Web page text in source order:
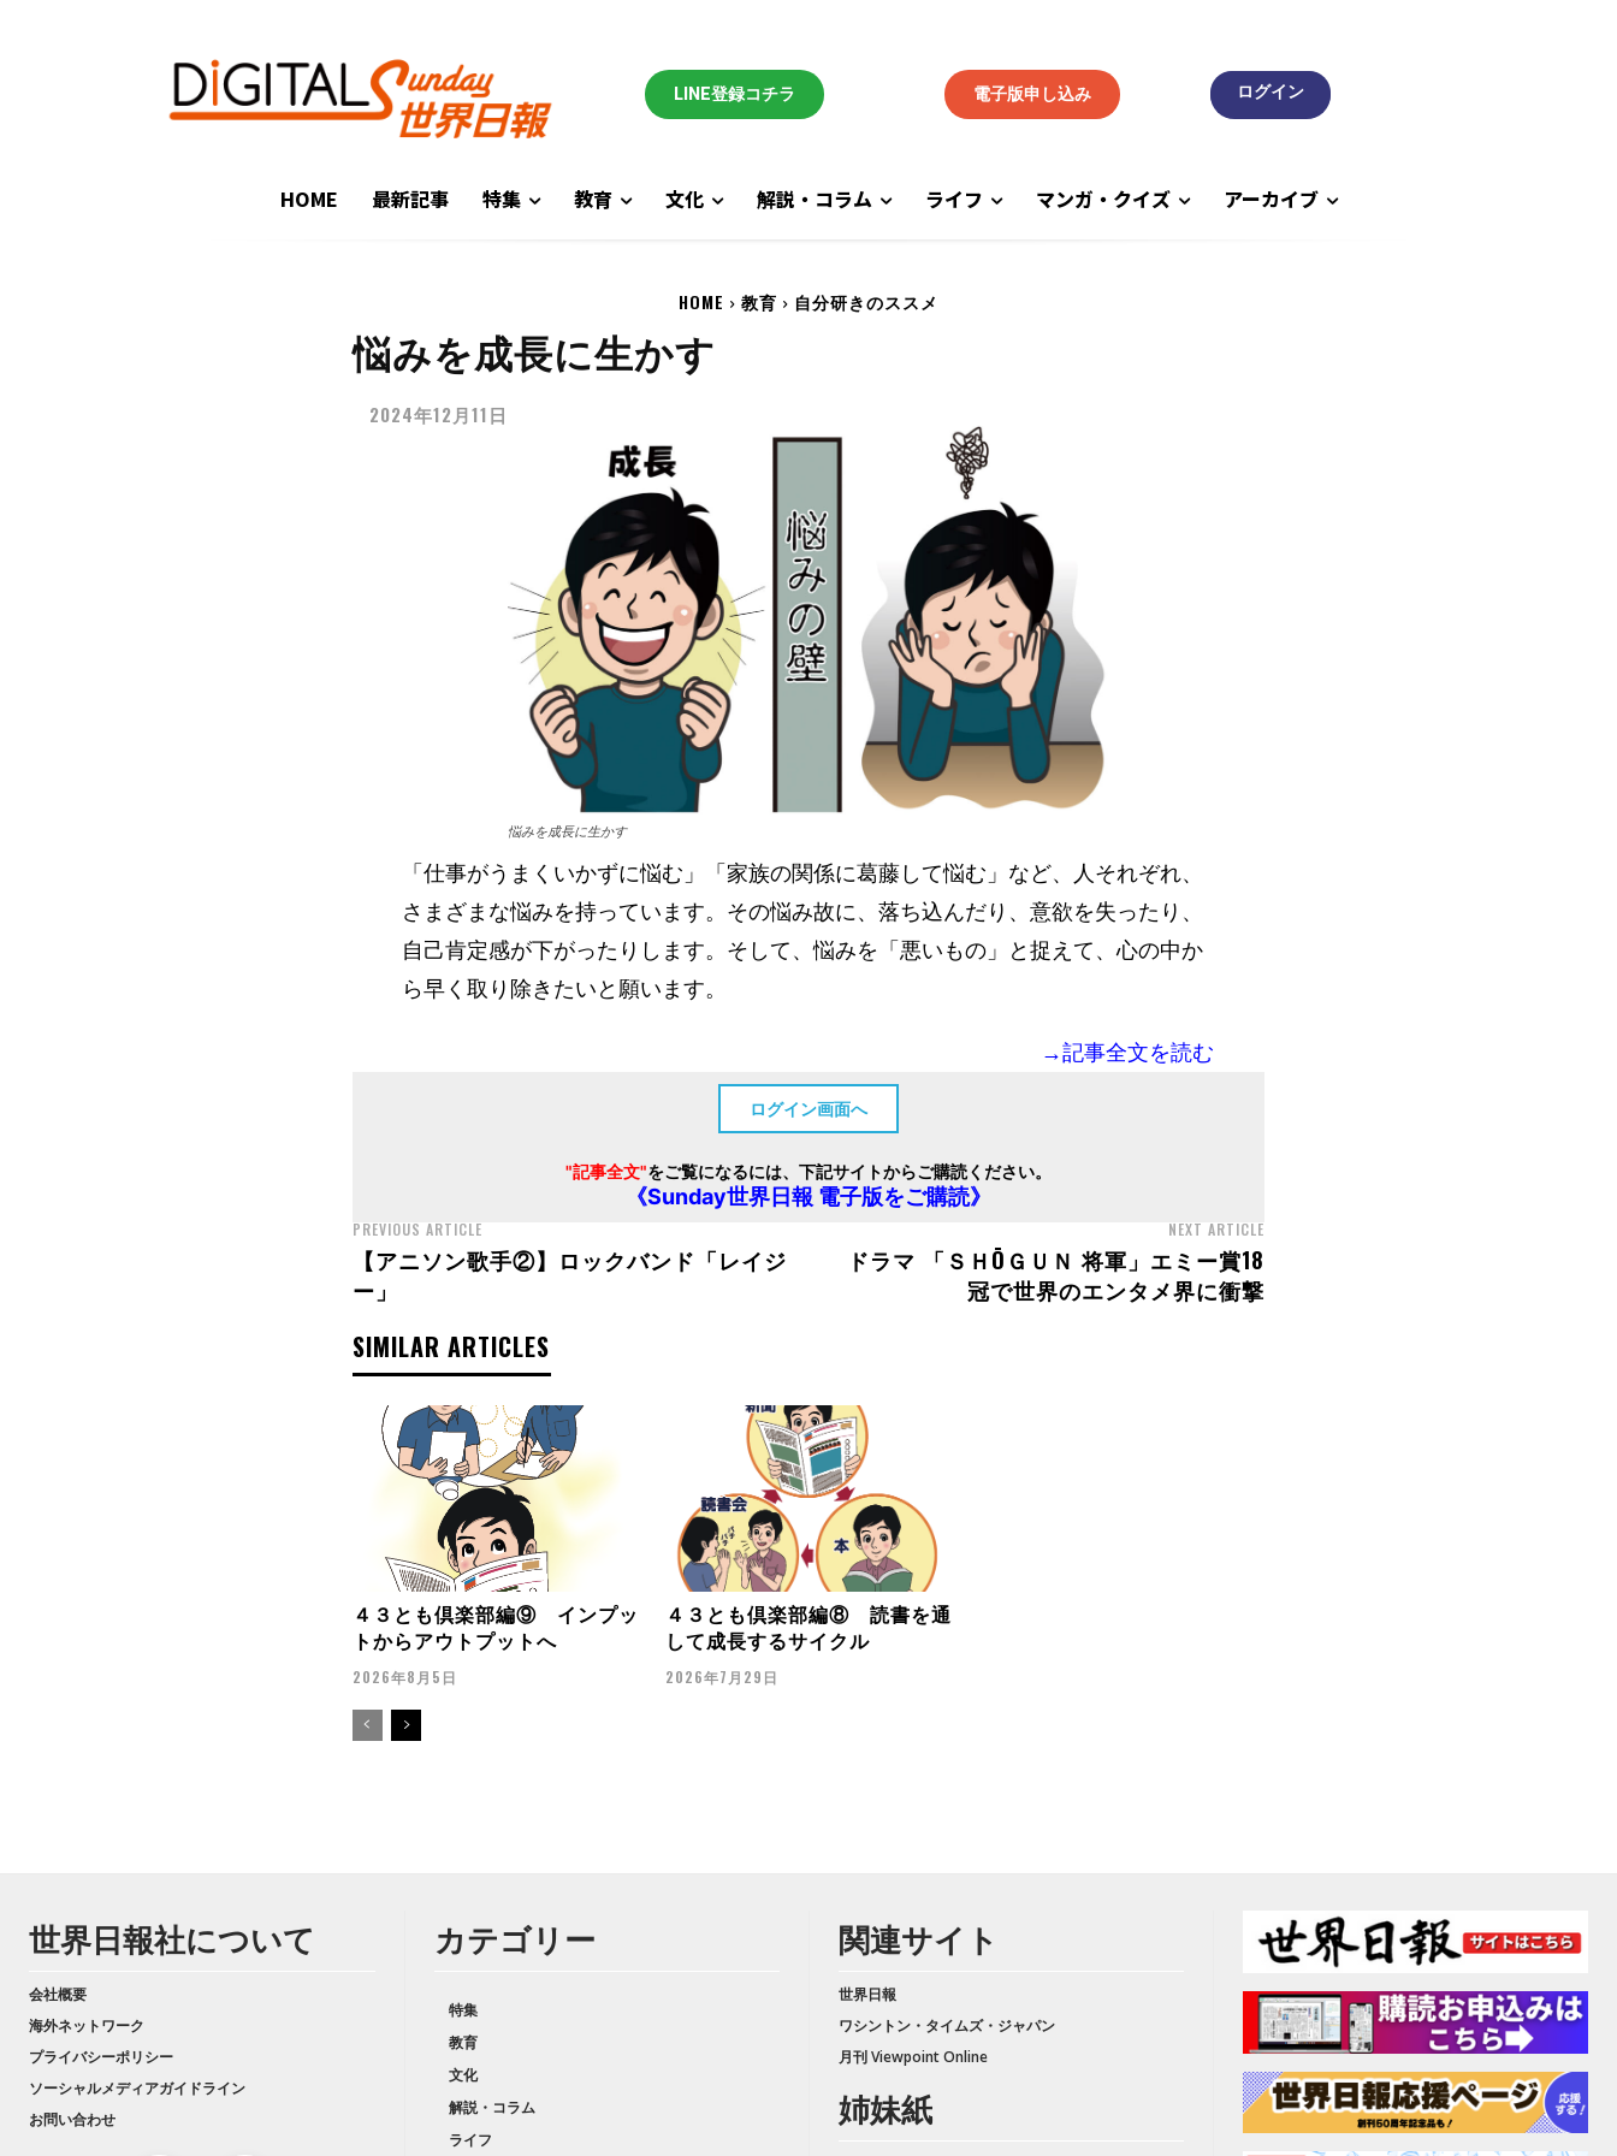
LINE登録コチラ 電子版申し込み
HOME 最新記事 特集 教育 文化 解説・コラム ライフ マンガ・クイズ アーカイブ
HOME 教育 自分研きのススメ
悩みを成長に生かす
2024年12月11日
悩みを成長に生かす
「仕事がうまくいかずに悩む」「家族の関係に葛藤して悩む」など、人それぞれ、
さまざまな悩みを持っています。その悩み故に、落ち込んだり、意欲を失ったり、
自己肯定感が下がったりします。そして、悩みを「悪いもの」と捉えて、心の中か
ら早く取り除きたいと願います。
→記事全文を読む
ログイン画面へ
"記事全文"をご覧になるには、下記サイトからご購読ください。
《Sunday世界日報 電子版をご購読》
PREVIOUS ARTICLE
【アニソン歌手②】ロックバンド「レイジ
ー」
NEXT ARTICLE
ドラマ 「ＳＨŌＧＵＮ 将軍」エミー賞18
冠で世界のエンタメ界に衝撃
SIMILAR ARTICLES
４３とも倶楽部編⑨ インプッ
トからアウトプットへ
2026年8月5日
４３とも倶楽部編⑧ 読書を通
して成長するサイクル
2026年7月29日
世界日報社について
会社概要
海外ネットワーク
プライバシーポリシー
ソーシャルメディアガイドライン
お問い合わせ
カテゴリー
特集
教育
文化
解説・コラム
ライフ
関連サイト
世界日報
ワシントン・タイムズ・ジャパン
月刊 Viewpoint Online
姉妹紙